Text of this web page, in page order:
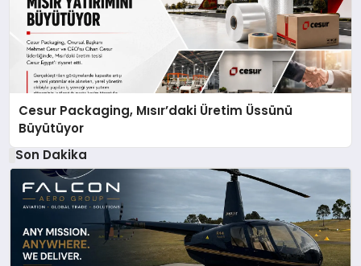
Cesur Packaging, Mısır’daki Üretim Üssünü
Büyütüyor
Son Dakika